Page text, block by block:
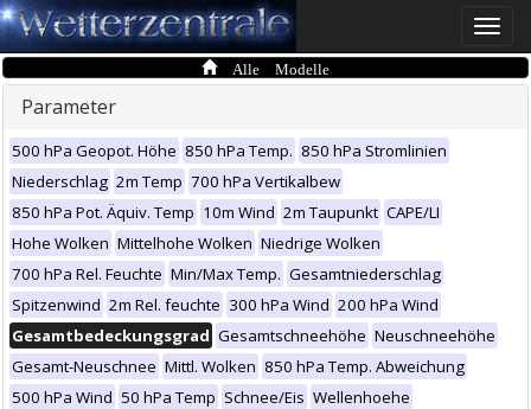
Toggle
Alle Modelle
Parameter
500 hPa Geopot. Höhe 850 hPa Temp. 850 hPa Stromlinien
Niederschlag 2m Temp 700 hPa Vertikalbew
850 hPa Pot. Äquiv. Temp 10m Wind 2m Taupunkt CAPE/LI
Hohe Wolken Mittelhohe Wolken Niedrige Wolken
700 hPa Rel. Feuchte Min/Max Temp. Gesamtniederschlag
Spitzenwind 2m Rel. feuchte 300 hPa Wind 200 hPa Wind
Gesamtbedeckungsgrad Gesamtschneehöhe Neuschneehöhe
Gesamt-Neuschnee Mittl. Wolken 850 hPa Temp. Abweichung
500 hPa Wind 50 hPa Temp Schnee/Eis Wellenhoehe